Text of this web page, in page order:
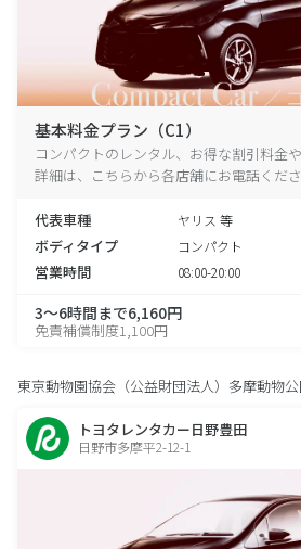
基本料金プラン（C1）
コンパクトのレンタル、お得な割引料金
詳細は、こちらから各店舗にお電話くださ
代表車種 ヤリス 等
ボディタイプ コンパクト
営業時間 08:00-20:00
3～6時間まで6,160円
免責補償制度1,100円
東京動物園協会（公益財団法人）多摩動物
トヨタレンタカー日野豊田
日野市多摩平2-12-1